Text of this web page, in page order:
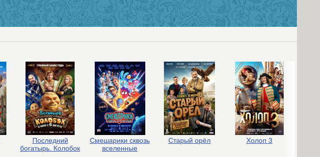
Последний
богатырь. Колобок
Смешарики сквозь
вселенные
Старый орёл Холоп 3